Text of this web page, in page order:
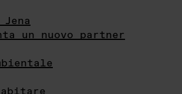
un nuovo partner